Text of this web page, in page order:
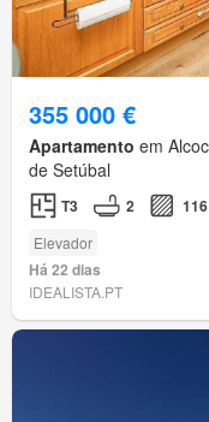
355 000 €
Apartamento em
de Setúbal
T3 2
Elevador
Há 22 dias
IDEALISTA.PT